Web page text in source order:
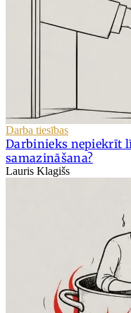
Darba tiesības
Darbinieks nepiekrīt
samazināšana?
Lauris Klagišs